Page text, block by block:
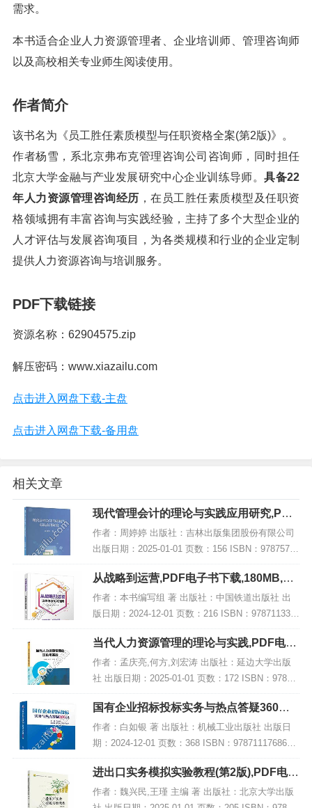
需求。
本书适合企业人力资源管理者、企业培训师、管理咨询师
以及高校相关专业师生阅读使用。
作者简介
该书名为《员工胜任素质模型与任职资格全案(第2版)》。
作者杨雪，系北京弗布克管理咨询公司咨询师，同时担任
北京大学金融与产业发展研究中心企业训练导师。具备22
年人力资源管理咨询经历 ，在员工胜任素质模型及任职资
格领域拥有丰富咨询与实践经验，主持了多个大型企业的
人才评估与发展咨询项目，为各类规模和行业的企业定制
提供人力资源咨询与培训服务。
PDF下载链接
资源名称：62904575.zip
解压密码：www.xiazailu.com
点击进入网盘下载-主盘
点击进入网盘下载-备用盘
相关文章
现代管理会计的理论与实践应用研究,PDF
电子书下载
作者：周婷婷 出版社：吉林出版集团股份有限公司
出版日期：2025-01-01 页数：156 ISBN：97875731
50196 电子书大小：219MB [高清扫描版PDF格式]
内容简介...
从战略到运营,PDF电子书下载,180MB,网
盘资源
作者：本书编写组 著 出版社：中国铁道出版社 出
版日期：2024-12-01 页数：216 ISBN：978711331
4774 电子书大小：180MB [高清扫描版PDF格式] 内
容简介...
当代人力资源管理的理论与实践,PDF电子
书网盘下载
作者：孟庆亮,何方,刘宏涛 出版社：延边大学出版
社 出版日期：2025-01-01 页数：172 ISBN：97872
30070393 电子书大小：195MB [高清扫描版PDF格
式] 内容...
国有企业招标投标实务与热点答疑360问,
PDF电子书下载
作者：白如银 著 出版社：机械工业出版社 出版日
期：2024-12-01 页数：368 ISBN：9787111768678
电子书大小：242MB [高清扫描版PDF格式] 内容简
介 本书...
进出口实务模拟实验教程(第2版),PDF电子
书下载
作者：魏兴民,王瑾 主编 著 出版社：北京大学出版